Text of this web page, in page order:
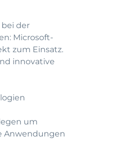
der
Microsoft-
zum Einsatz.
innovative
um
Anwendungen